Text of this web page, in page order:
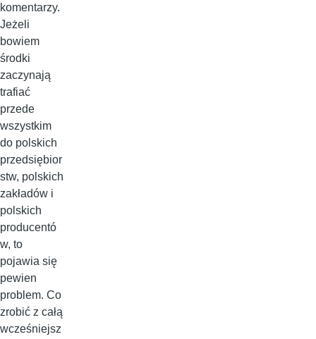
komentarzy.
Jeżeli
bowiem
środki
zaczynają
trafiać
przede
wszystkim
do polskich
przedsiębior
stw, polskich
zakładów i
polskich
producentó
w, to
pojawia się
pewien
problem. Co
zrobić z całą
wcześniejsz